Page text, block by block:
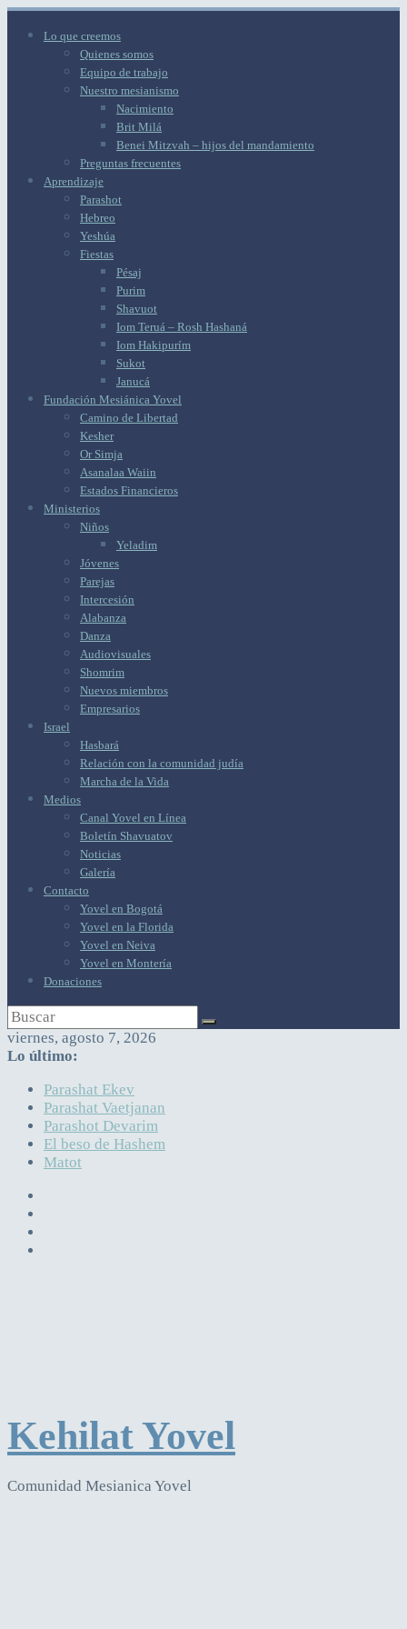
Lo que creemos
Quienes somos
Equipo de trabajo
Nuestro mesianismo
Nacimiento
Brit Milá
Benei Mitzvah – hijos del mandamiento
Preguntas frecuentes
Aprendizaje
Parashot
Hebreo
Yeshúa
Fiestas
Pésaj
Purim
Shavuot
Iom Teruá – Rosh Hashaná
Iom Hakipurím
Sukot
Janucá
Fundación Mesiánica Yovel
Camino de Libertad
Kesher
Or Simja
Asanalaa Waiin
Estados Financieros
Ministerios
Niños
Yeladim
Jóvenes
Parejas
Intercesión
Alabanza
Danza
Audiovisuales
Shomrim
Nuevos miembros
Empresarios
Israel
Hasbará
Relación con la comunidad judía
Marcha de la Vida
Medios
Canal Yovel en Línea
Boletín Shavuatov
Noticias
Galería
Contacto
Yovel en Bogotá
Yovel en la Florida
Yovel en Neiva
Yovel en Montería
Donaciones
viernes, agosto 7, 2026
Lo último:
Parashat Ekev
Parashat Vaetjanan
Parashot Devarim
El beso de Hashem
Matot
Kehilat Yovel
Comunidad Mesianica Yovel